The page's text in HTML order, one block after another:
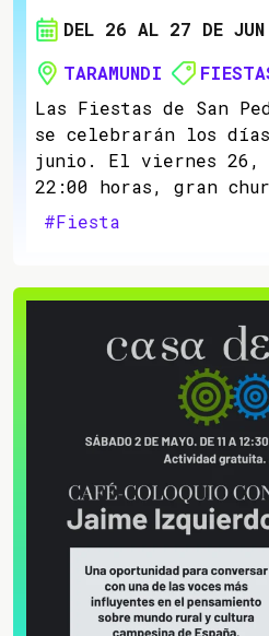
DEL 26 AL 27 DE JUN
TARAMUNDI
Las Fiestas de San
se celebrarán los
junio. El viernes
22:00 horas, gran
#Fiesta